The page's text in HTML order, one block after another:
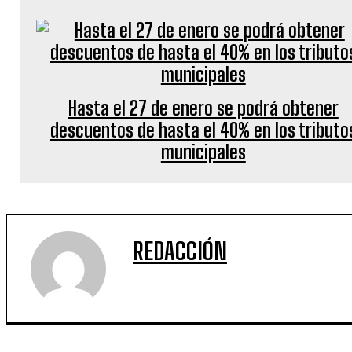
Hasta el 27 de enero se podrá obtener
descuentos de hasta el 40% en los
municipales
REDACCIÓN